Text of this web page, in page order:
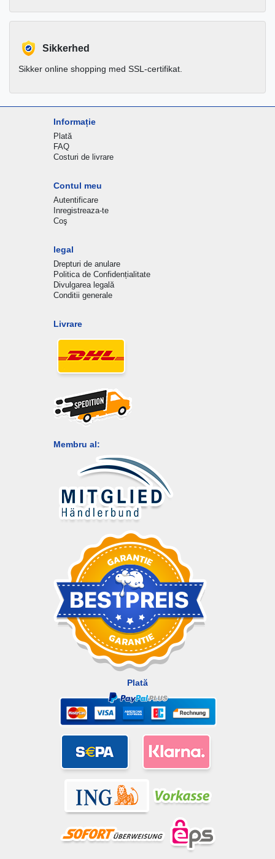
Sikkerhed
Sikker online shopping med SSL-certifikat.
Informație
Plată
FAQ
Costuri de livrare
Contul meu
Autentificare
Inregistreaza-te
Coş
legal
Drepturi de anulare
Politica de Confidențialitate
Divulgarea legală
Conditii generale
Livrare
Membru al:
Plată